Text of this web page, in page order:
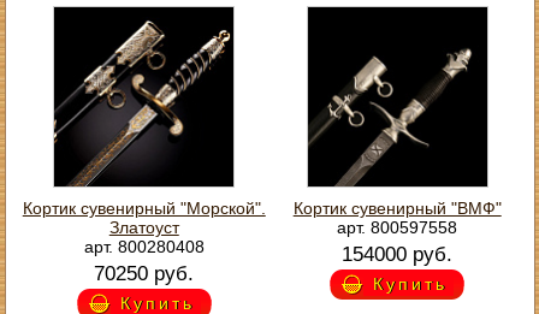
Кортик сувенирный "Морской".
Златоуст
арт. 800280408
70250 руб.
Купить
Кортик сувенирный "ВМФ"
арт. 800597558
154000 руб.
Купить